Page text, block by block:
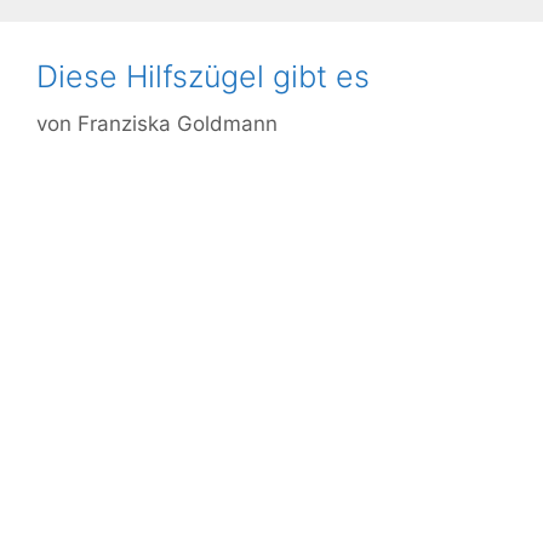
Diese Hilfszügel gibt es
von Franziska Goldmann